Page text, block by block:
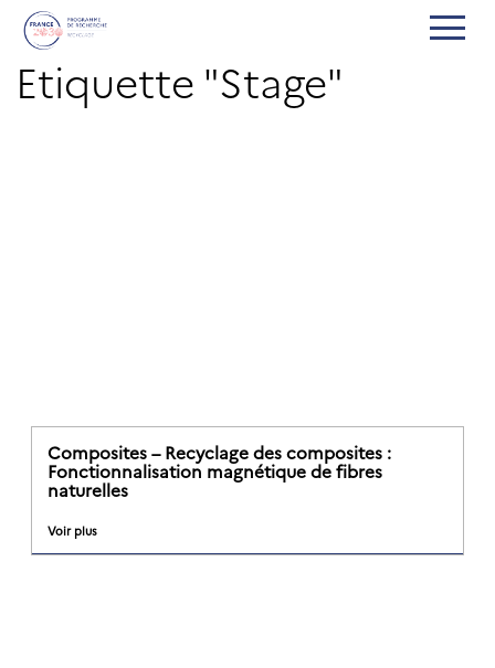
Etiquette "Stage"
Composites – Recyclage des composites :
Fonctionnalisation magnétique de fibres
naturelles
Voir plus